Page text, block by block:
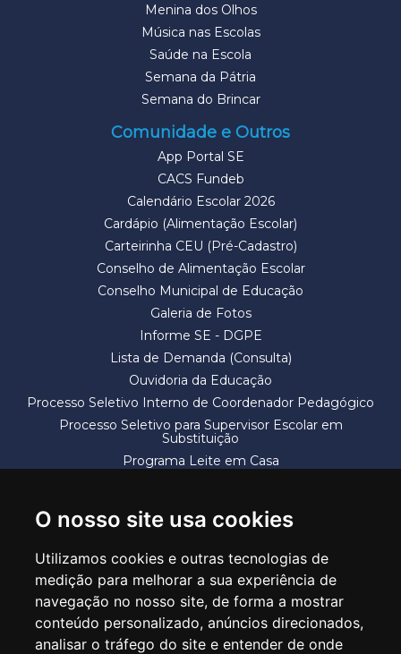
O nosso site usa cookies
Utilizamos cookies e outras tecnologias de
medição para melhorar a sua experiência de
navegação no nosso site, de forma a mostrar
conteúdo personalizado, anúncios direcionados,
analisar o tráfego do site e entender de onde
Menina dos Olhos
Música nas Escolas
Saúde na Escola
Semana da Pátria
Semana do Brincar
Comunidade e Outros
App Portal SE
CACS Fundeb
Calendário Escolar 2026
Cardápio (Alimentação Escolar)
Carteirinha CEU (Pré-Cadastro)
Conselho de Alimentação Escolar
Conselho Municipal de Educação
Galeria de Fotos
Informe SE - DGPE
Lista de Demanda (Consulta)
Ouvidoria da Educação
Processo Seletivo Interno de Coordenador Pedagógico
Processo Seletivo para Supervisor Escolar em
Substituição
Programa Leite em Casa
SECRETARIA DE EDUCAÇÃO
Rua Claudino Barbosa, 313 - Macedo - Guarulhos/SP CEP 07113-040